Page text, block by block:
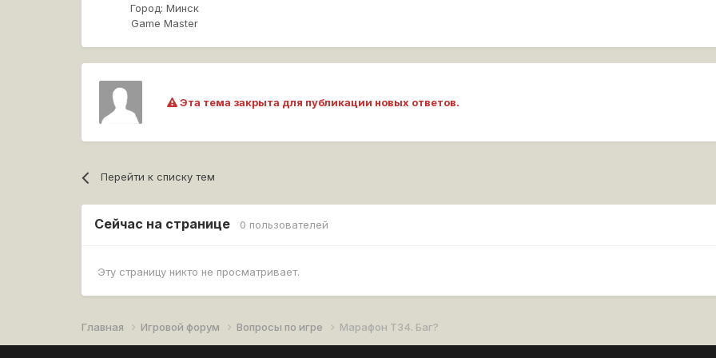
Город: Минск
Game Master
Эта тема закрыта для публикации новых ответов.
Перейти к списку тем
Сейчас на странице 0 пользователей
Эту страницу никто не просматривает.
Главная Игровой форум Вопросы по игре Марафон Т34. Баг?